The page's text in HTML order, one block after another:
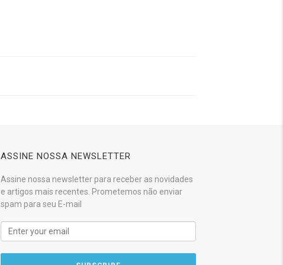
ASSINE NOSSA NEWSLETTER
Assine nossa newsletter para receber as novidades
e artigos mais recentes. Prometemos não enviar
spam para seu E-mail